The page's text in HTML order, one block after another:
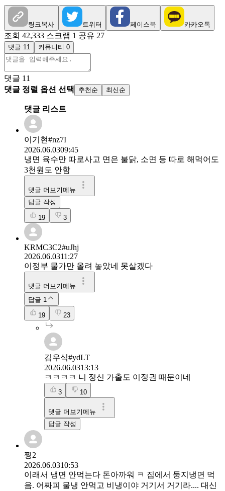
링크복사 트위터 페이스북 카카오톡
조회 42,333 스크랩 1 공유 27
댓글 11 커뮤니티 0
댓글 11
댓글 정렬 옵션 선택
추천순 최신순
댓글 리스트
이기현#nz7I
2026.06.0309:45
냉면 육수만 따로사고 면은 불닭, 소면 등 따로 해먹어도
3천원도 안함
댓글 더보기메뉴
답글 작성
19 3
KRMC3C2#uJhj
2026.06.0311:27
이정부 물가만 올려 놓았네 못살겠다
댓글 더보기메뉴
답글 1
19 23
김우식#ydLT
2026.06.0313:13
ㅋㅋㅋㅋ 니 정신 가출도 이정권 때문이네
3 10
댓글 더보기메뉴
답글 작성
쩡2
2026.06.0310:53
이래서 냉면 안먹는다 돈아까워 ㅋ 집에서 둥지냉면 먹
음. 어짜피 물냉 안먹고 비냉이야 거기서 거기라.... 대신